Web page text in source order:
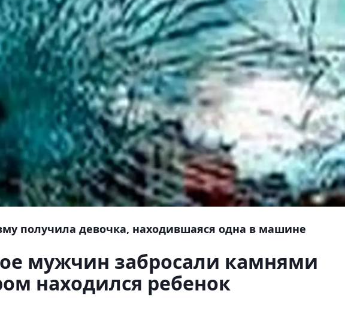
получила девочка, находившаяся одна в машине
мужчин забросали камнями
находился ребенок